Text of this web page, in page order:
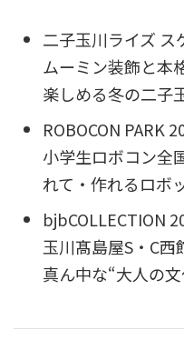
二子玉川ライズ ス
ムーミン装飾と本
楽しめる冬の二子
ROBOCON PARK
小学生ロボコン全
れて・作れるロボ
bjbCOLLECTION
玉川髙島屋S・C
真ん中な“大人の文